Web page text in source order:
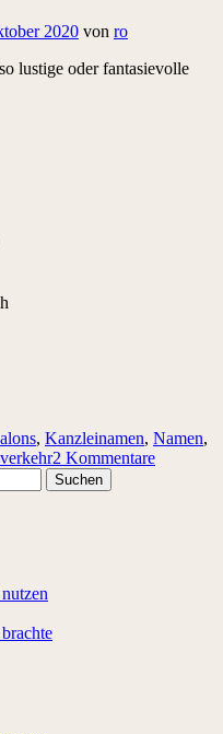
2020 von ro
lustige oder fantasievolle
, Kanzleinamen, Namen,
2 Kommentare